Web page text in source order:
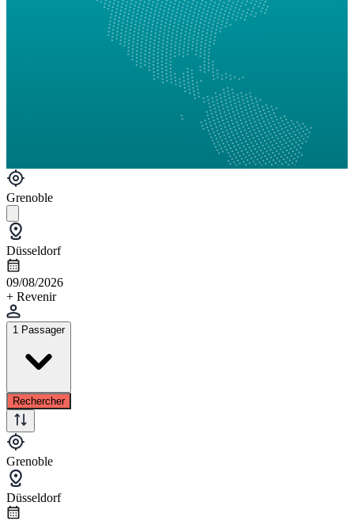
Grenoble
Düsseldorf
09/08/2026
+ Revenir
1 Passager
Rechercher
Grenoble
Düsseldorf